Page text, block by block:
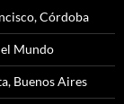
Córdoba
el Mundo
Buenos Aires